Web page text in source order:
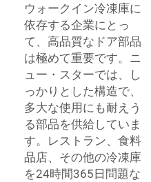
ウォークイン冷凍庫に
依存する企業にとっ
て、高品質なドア部品
は極めて重要です。ニ
ュー・スターでは、し
っかりとした構造で、
多大な使用にも耐えう
る部品を供給していま
す。レストラン、食料
品店、その他の冷凍庫
を24時間365日問題な